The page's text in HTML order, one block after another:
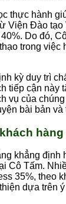
thực hành
Viện Đào tạo
Do đó,
trong việc
kỳ duy trì
tiếp cận này
vụ của
bài bản và
hàng
khẳng định
Cô Tấm.
35%, theo
dựa trên